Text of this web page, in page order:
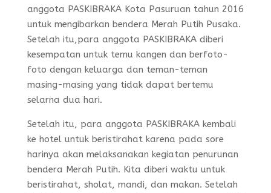
anggota PASKIBRAKA Kota Pasuruan tahun 2016
untuk mengibarkan bendera Merah Putih Pusaka.
Setelah itu,para anggota PASKIBRAKA diberi
kesempatan untuk temu kangen dan berfoto-
foto dengan keluarga dan teman-teman
masing-masing yang tidak dapat bertemu
selarna dua hari.
Setelah itu, para anggota PASKIBRAKA kembali
ke hotel untuk beristirahat karena pada sore
harinya akan melaksanakan kegiatan penurunan
bendera Merah Putih. Kita diberi waktu untuk
beristirahat, sholat, mandi, dan makan. Setelah